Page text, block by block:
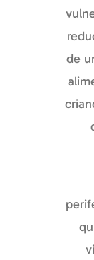
de